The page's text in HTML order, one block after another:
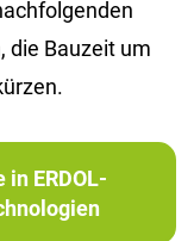
die Bauzeit um
ERDOL-